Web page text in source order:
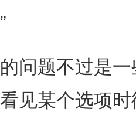
题不过是一
见某个选项